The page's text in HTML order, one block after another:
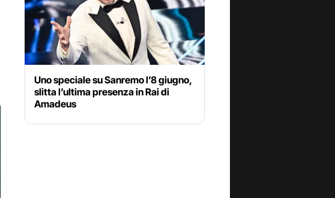
Uno speciale su Sanremo l’8 giugno,
slitta l’ultima presenza in Rai di
Amadeus